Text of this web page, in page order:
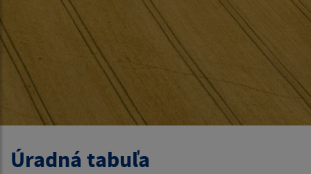
Úradná tabuľa